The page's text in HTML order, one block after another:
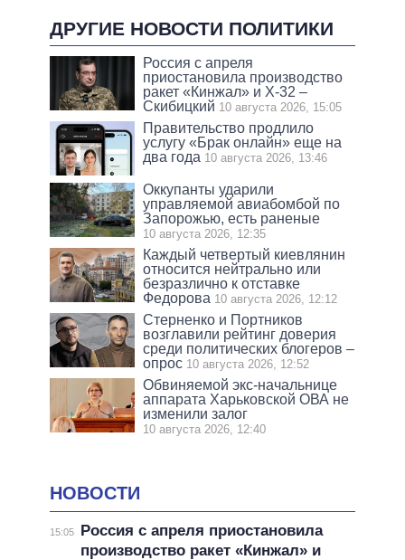
ДРУГИЕ НОВОСТИ ПОЛИТИКИ
Россия с апреля
приостановила производство
ракет «Кинжал» и Х-32 –
Скибицкий 10 августа 2026, 15:05
Правительство продлило
услугу «Брак онлайн» еще на
два года 10 августа 2026, 13:46
Оккупанты ударили
управляемой авиабомбой по
Запорожью, есть раненые
10 августа 2026, 12:35
Каждый четвертый киевлянин
относится нейтрально или
безразлично к отставке
Федорова 10 августа 2026, 12:12
Стерненко и Портников
возглавили рейтинг доверия
среди политических блогеров –
опрос 10 августа 2026, 12:52
Обвиняемой экс-начальнице
аппарата Харьковской ОВА не
изменили залог
10 августа 2026, 12:40
НОВОСТИ
15:05
Россия с апреля приостановила
производство ракет «Кинжал» и